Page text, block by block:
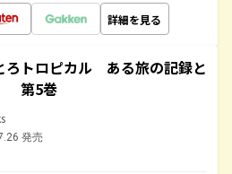
詳細を見る
ろトロピカル ある旅の記録と
第5巻
発売